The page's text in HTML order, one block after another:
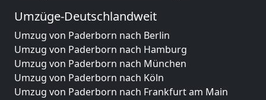
Umzüge-Deutschlandweit
Umzug von Paderborn nach Berlin
Umzug von Paderborn nach Hamburg
Umzug von Paderborn nach München
Umzug von Paderborn nach Köln
Umzug von Paderborn nach Frankfurt am Main